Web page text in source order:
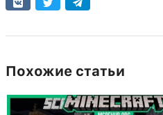
Похожие статьи